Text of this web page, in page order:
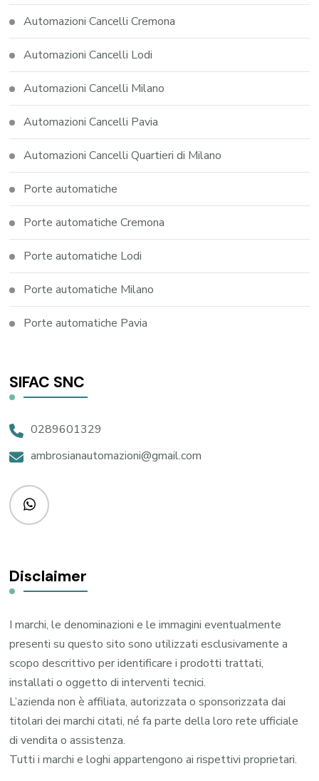
Automazioni Cancelli Cremona
Automazioni Cancelli Lodi
Automazioni Cancelli Milano
Automazioni Cancelli Pavia
Automazioni Cancelli Quartieri di Milano
Porte automatiche
Porte automatiche Cremona
Porte automatiche Lodi
Porte automatiche Milano
Porte automatiche Pavia
SIFAC SNC
0289601329
ambrosianautomazioni@gmail.com
Disclaimer
I marchi, le denominazioni e le immagini eventualmente
presenti su questo sito sono utilizzati esclusivamente a
scopo descrittivo per identificare i prodotti trattati,
installati o oggetto di interventi tecnici.
L’azienda non è affiliata, autorizzata o sponsorizzata dai
titolari dei marchi citati, né fa parte della loro rete ufficiale
di vendita o assistenza.
Tutti i marchi e loghi appartengono ai rispettivi proprietari.